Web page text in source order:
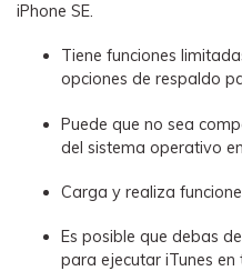
iPhone SE.󠀲󠀡󠀠󠀥󠀩󠀧󠀢󠀦󠀩󠀳
Tiene funciones
opciones de respaldo
Puede que no sea
del sistema operativo
Carga y realiza
Es posible que debas
para ejecutar iTunes en